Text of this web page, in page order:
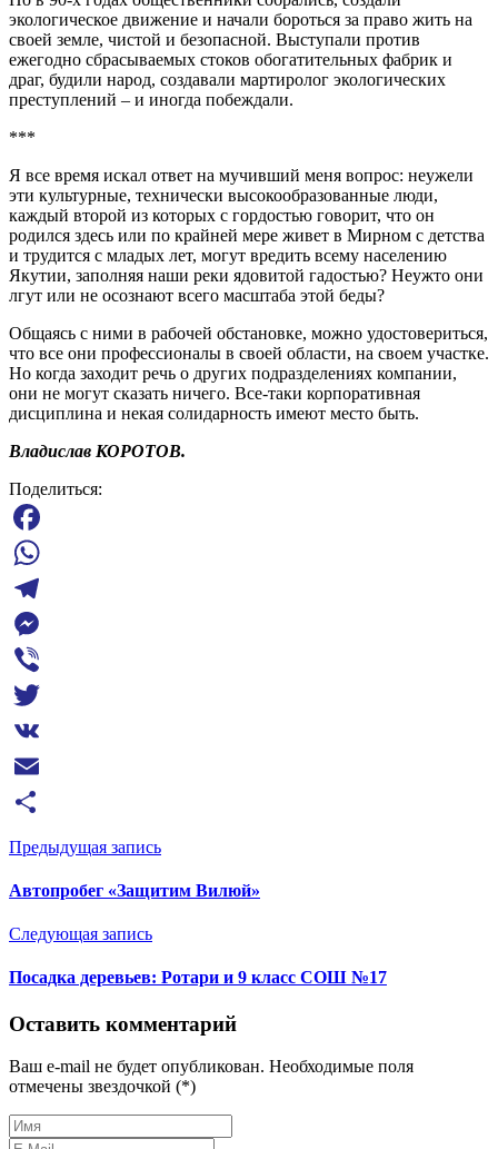
экологическое движение и начали бороться за право жить на
своей земле, чистой и безопасной. Выступали против
ежегодно сбрасываемых стоков обогатительных фабрик и
драг, будили народ, создавали мартиролог экологических
преступлений – и иногда побеждали.
***
Я все время искал ответ на мучивший меня вопрос: неужели
эти культурные, технически высокообразованные люди,
каждый второй из которых с гордостью говорит, что он
родился здесь или по крайней мере живет в Мирном с детства
и трудится с младых лет, могут вредить всему населению
Якутии, заполняя наши реки ядовитой гадостью? Неужто они
лгут или не осознают всего масштаба этой беды?
Общаясь с ними в рабочей обстановке, можно удостовериться,
что все они профессионалы в своей области, на своем участке.
Но когда заходит речь о других подразделениях компании,
они не могут сказать ничего. Все-таки корпоративная
дисциплина и некая солидарность имеют место быть.
Владислав КОРОТОВ.
Поделиться:
Facebook
WhatsApp
Telegram
Messenger
Viber
Twitter
VK
Email
Отправить
Предыдущая запись
Автопробег «Защитим Вилюй»
Следующая запись
Посадка деревьев: Ротари и 9 класс СОШ №17
Оставить комментарий
Ваш e-mail не будет опубликован. Необходимые поля
отмечены звездочкой (*)